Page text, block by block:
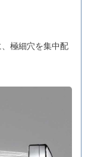
極細穴を集中配